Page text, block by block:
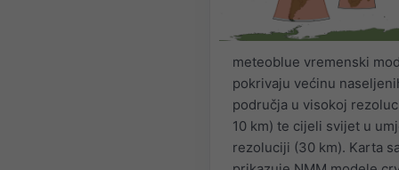
meteoblue vremenski
pokrivaju većinu
područja u visokoj
10 km) te cijeli svijet u
rezoluciji (30 km). Karta